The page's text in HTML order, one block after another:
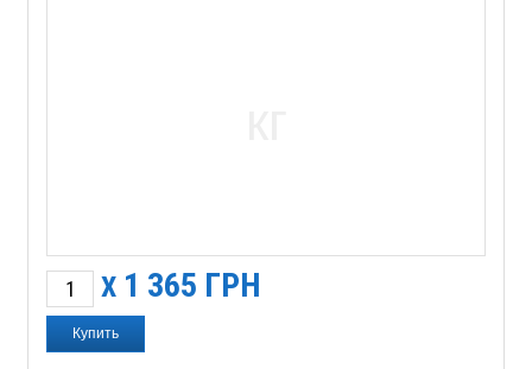
X 1 365 ГРН